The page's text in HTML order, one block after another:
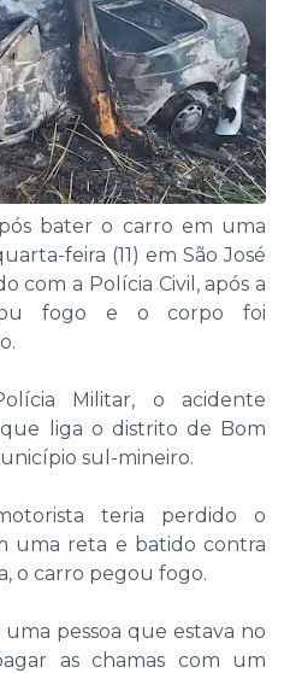
bater o carro em uma
feira (11) em São José
com a Polícia Civil, após a
fogo e o corpo foi
Militar, o acidente
liga o distrito de Bom
sul-mineiro.
teria perdido o
uma reta e batido contra
o carro pegou fogo.
pessoa que estava no
as chamas com um